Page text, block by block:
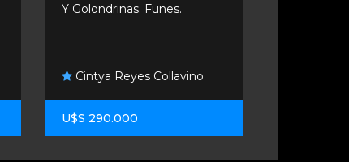
Y Golondrinas. Funes.
Cintya Reyes Collavino
U$S 290.000